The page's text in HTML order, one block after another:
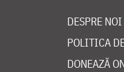
DESPRE NOI
POLITICA
DONEAZĂ